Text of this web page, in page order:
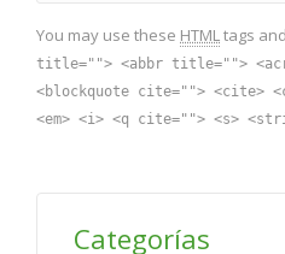
You may use these HTMLtags
title=""> <abbr title="">
<blockquote cite=""> <cite>
<em> <i> <q cite=""> <s>
Categorías